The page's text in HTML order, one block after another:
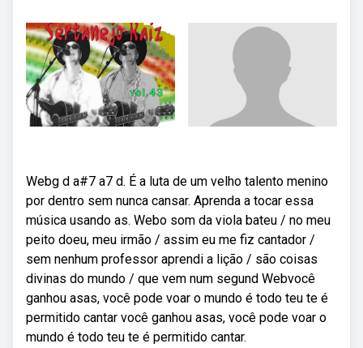
Webg d a#7 a7 d. É a luta de um velho talento menino
por dentro sem nunca cansar. Aprenda a tocar essa
música usando as. Webo som da viola bateu / no meu
peito doeu, meu irmão / assim eu me fiz cantador /
sem nenhum professor aprendi a lição / são coisas
divinas do mundo / que vem num segund Webvocê
ganhou asas, você pode voar o mundo é todo teu te é
permitido cantar você ganhou asas, você pode voar o
mundo é todo teu te é permitido cantar.